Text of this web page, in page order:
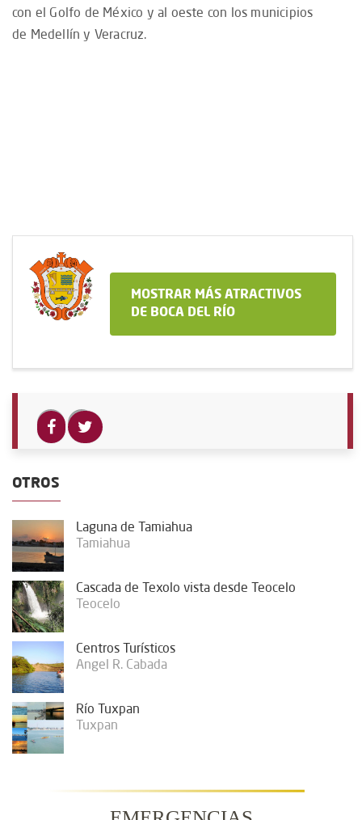
con el Golfo de México y al oeste con los municipios
de Medellín y Veracruz.
MOSTRAR MÁS ATRACTIVOS
DE BOCA DEL RÍO
OTROS
Laguna de Tamiahua
Tamiahua
Cascada de Texolo vista desde Teocelo
Teocelo
Centros Turísticos
Angel R. Cabada
Río Tuxpan
Tuxpan